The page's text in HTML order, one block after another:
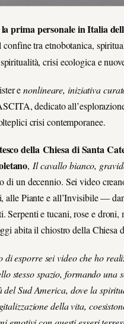
la prima personale in Italia
tra etnobotanica,
crisi ecologica e
enonlineare, iniziativa
dedicato
crisi contemporanee.
della Chiesa di Santa
,Il cavallo bianco,
di un decennio. Sei video
alle Piante e all’Invisibile —
Serpenti e tucani, rose e
abita il chiostro della Chiesa
di esporre sei video che ho
stesso spazio, formando
Sud America, dove la
della vita,